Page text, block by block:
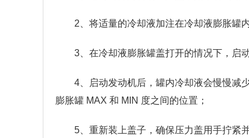
2、将适量的冷却液加注在冷却液膨胀罐
3、在冷却液膨胀罐盖打开的情况下，启
4、启动发动机后，罐内冷却液会慢慢减
膨胀罐 MAX 和 MIN 度之间的位置；
5、重新装上盖子，确保压力盖用手拧紧